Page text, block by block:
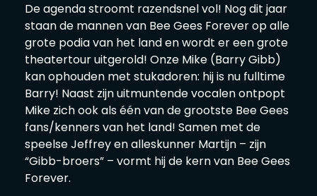
De agenda stroomt razendsnel vol! Nog dit jaar
staan de mannen van Bee Gees Forever op alle
grote podia van het land en wordt er een grote
theatertour uitgerold! Onze Mike (Barry Gibb)
kan ophouden met stukadoren: hij is nu fulltime
Barry! Naast zijn uitmuntende vocalen ontpopt
Mike zich ook als één van de grootste Bee Gees
fans/kenners van het land! Samen met de
speelse Jeffrey en alleskunner Martijn – zijn
“Gibb-broers” – vormt hij de kern van Bee Gees
Forever.